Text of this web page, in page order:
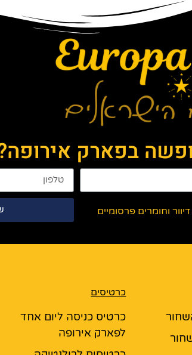
בפארק
וחומרים פרסומיים
כרטיסים
כרטיס כניסה ליום אחד
לפארק אירופה